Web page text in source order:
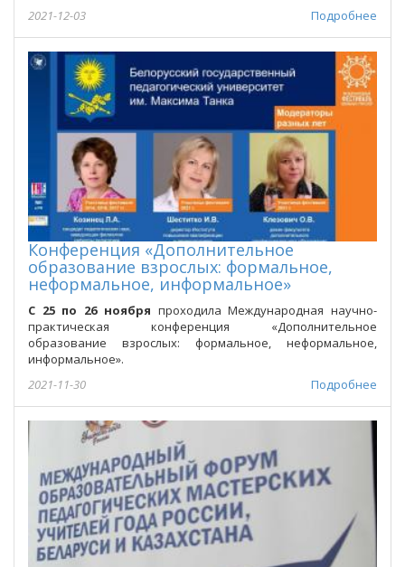
Подробнее
2021-12-03
Конференция «Дополнительное
образование взрослых: формальное,
неформальное, информальное»
С 25 по 26 ноября проходила Международная научно-
практическая конференция «Дополнительное
образование взрослых: формальное, неформальное,
информальное».
Подробнее
2021-11-30